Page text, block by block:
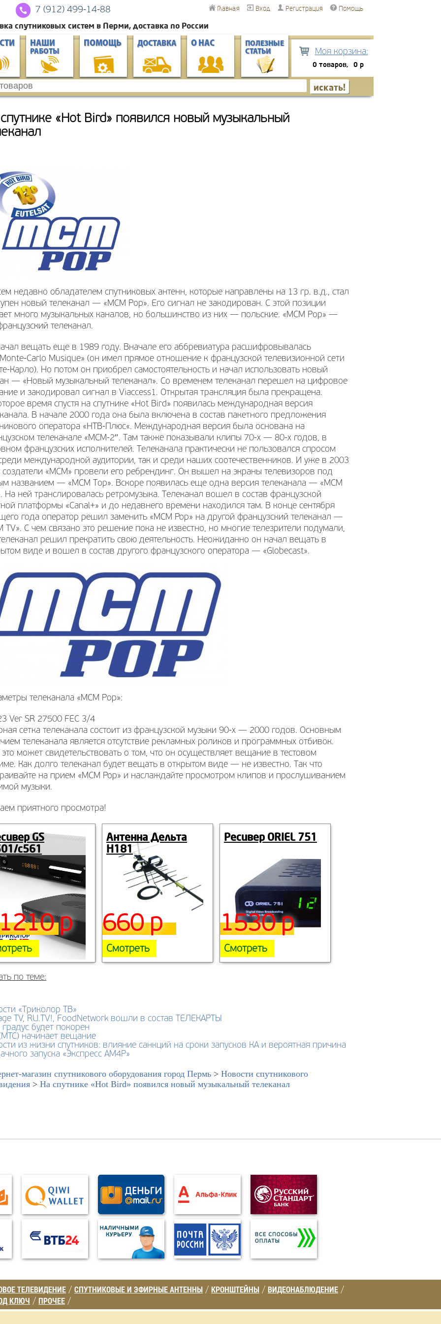
Главная Вход Регистрация Помощь
7 (912) 499-14-88
Моя корзина:
0 товаров, 0 р
спутниковых систем в Перми, доставка по России
НАШИ
РАБОТЫ
ПОМОЩЬ ДОСТАВКА О НАС
ПОЛЕЗНЫЕ
СТАТЬИ
«Hot Bird» появился новый музыкальный
недавно обладателем спутниковых антенн, которые направлены на 13 гр. в.д., стал
новый телеканал — «MCM Pop». Его сигнал не закодирован. С этой позиции
много музыкальных каналов, но большинство из них — польские. «MCM Pop» —
телеканал.
вещать еще в 1989 году. Вначале его аббревиатура расшифровывалась
Carlo Musique» (он имел прямое отношение к французской телевизионной сети
Карло). Но потом он приобрел самостоятельность и начал использовать новый
— «Новый музыкальный телеканал». Со временем телеканал перешел на цифровое
и закодировал сигнал в Viaccess1. Открытая трансляция была прекращена.
время спустя на спутнике «Hot Bird» появилась международная версия
В начале 2000 года она была включена в состав пакетного предложения
оператора «НТВ-Плюс«. Международная версия была основана на
телеканале «МСМ-2″. Там также показывали клипы 70-х — 80-х годов, в
французских исполнителей. Телеканала практически не пользовался спросом
международной аудитории, так и среди наших соотечественников. И уже в 2003
создатели «МСМ» провели его ребрендинг. Он вышел на экраны телевизоров под
названием — «МСМ Тор». Вскоре появилась еще одна версия телеканала — «МСМ
На ней транслировалась ретромузыка. Телеканал вошел в состав французской
платформы «Canal+» и до недавнего времени находился там. В конце сентября
года оператор решил заменить «МСМ Рор» на другой французский телеканал —
TV». С чем связано это решение пока не известно, но многие телезрители подумали,
решил прекратить свою деятельность. Неожиданно он начал вещать в
виде и вошел в состав другого французского оператора — «Globecast».
телеканала «MCM Pop»:
Ver SR 27500 FEC 3/4
сетка телеканала состоит из французской музыки 90-х — 2000 годов. Основным
телеканала является отсутствие рекламных роликов и программных отбивок.
это может свидетельствовать о том, что он осуществляет вещание в тестовом
Как долго телеканал будет вещать в открытом виде — не известно. Так что
на прием «МСМ Рор» и наслаждайте просмотром клипов и прослушиванием
музыки.
приятного просмотра!
GS
c561
р
Антенна Дельта
Н181
Смотреть
660 р
Ресивер ORIEL 751
Смотреть
1530 р
по теме:
«Триколор ТВ»
TV, RU.TV!, FoodNetwork вошли в состав ТЕЛЕКАРТЫ
будет покорен
начинает вещание
из жизни спутников: влияние санкций на сроки запусков КА и вероятная причина
запуска «Экспресс АМ4Р»
магазин спутникового оборудования город Пермь > Новости спутникового
> На спутнике «Hot Bird» появился новый музыкальный телеканал
ТЕЛЕВИДЕНИЕ / СПУТНИКОВЫЕ И ЭФИРНЫЕ АНТЕННЫ / КРОНШТЕЙНЫ / ВИДЕОНАБЛЮДЕНИЕ /
КЛЮЧ / ПРОЧЕЕ /